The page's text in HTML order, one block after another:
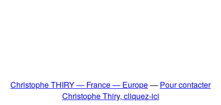
Christophe THIRY — France — Europe— Pour contacter
Christophe Thiry, cliquez-ici